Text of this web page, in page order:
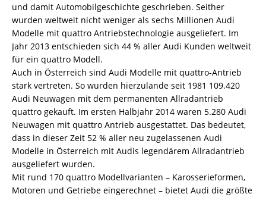
und damit Automobilgeschichte geschrieben. Seither
wurden weltweit nicht weniger als sechs Millionen Audi
Modelle mit quattro Antriebstechnologie ausgeliefert. Im
Jahr 2013 entschieden sich 44 % aller Audi Kunden weltweit
für ein quattro Modell.
Auch in Österreich sind Audi Modelle mit quattro-Antrieb
stark vertreten. So wurden hierzulande seit 1981 109.420
Audi Neuwagen mit dem permanenten Allradantrieb
quattro gekauft. Im ersten Halbjahr 2014 waren 5.280 Audi
Neuwagen mit quattro Antrieb ausgestattet. Das bedeutet,
dass in dieser Zeit 52 % aller neu zugelassenen Audi
Modelle in Österreich mit Audis legendärem Allradantrieb
ausgeliefert wurden.
Mit rund 170 quattro Modellvarianten – Karosserieformen,
Motoren und Getriebe eingerechnet – bietet Audi die größte